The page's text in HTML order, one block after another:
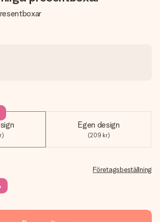
Egen design
(209 kr)
Företagsbeställning